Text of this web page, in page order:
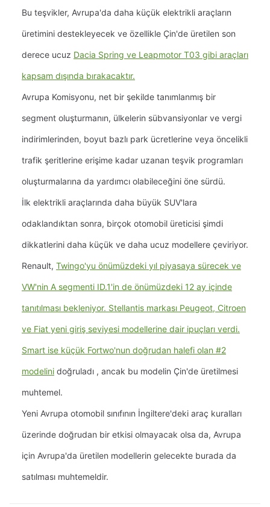
Bu teşvikler, Avrupa'da daha küçük elektrikli araçların
üretimini destekleyecek ve özellikle Çin'de üretilen son
derece ucuz Dacia Spring ve Leapmotor T03 gibi araçları
kapsam dışında bırakacaktır.
Avrupa Komisyonu, net bir şekilde tanımlanmış bir
segment oluşturmanın, ülkelerin sübvansiyonlar ve vergi
indirimlerinden, boyut bazlı park ücretlerine veya öncelikli
trafik şeritlerine erişime kadar uzanan teşvik programları
oluşturmalarına da yardımcı olabileceğini öne sürdü.
İlk elektrikli araçlarında daha büyük SUV'lara
odaklandıktan sonra, birçok otomobil üreticisi şimdi
dikkatlerini daha küçük ve daha ucuz modellere çeviriyor.
Renault, Twingo'yu önümüzdeki yıl piyasaya sürecek ve
VW'nin A segmenti ID.1'in de önümüzdeki 12 ay içinde
tanıtılması bekleniyor. Stellantis markası Peugeot, Citroen
ve Fiat yeni giriş seviyesi modellerine dair ipuçları verdi.
Smart ise küçük Fortwo'nun doğrudan halefi olan #2
modelini doğruladı , ancak bu modelin Çin'de üretilmesi
muhtemel.
Yeni Avrupa otomobil sınıfının İngiltere'deki araç kuralları
üzerinde doğrudan bir etkisi olmayacak olsa da, Avrupa
için Avrupa'da üretilen modellerin gelecekte burada da
satılması muhtemeldir.